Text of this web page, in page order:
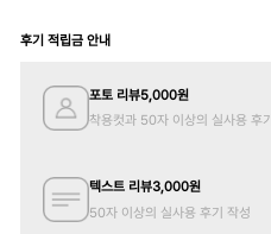
후기 적립금 안내
포토 리뷰5,000원
착용컷과 50자 이상의 실사용 후기
텍스트 리뷰3,000원
50자 이상의 실사용 후기 작성